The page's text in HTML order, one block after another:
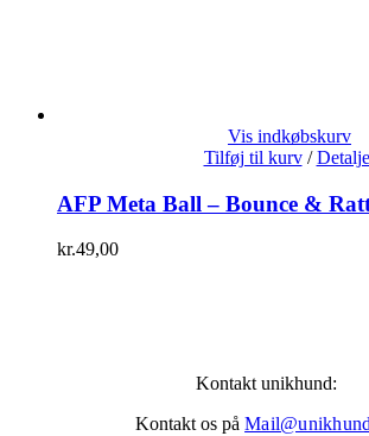
Vis indkøbskurv
Tilføj til kurv /
AFP Meta Ball – Bounce &
kr.49,00
Kontakt unikhund:
Kontakt os på